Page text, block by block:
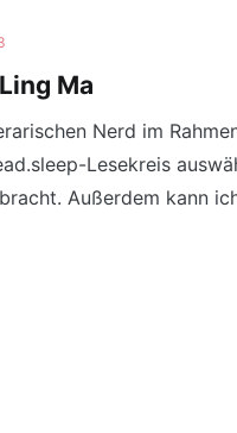
Ma
Nerd im
Lesekreis
Außerdem kann